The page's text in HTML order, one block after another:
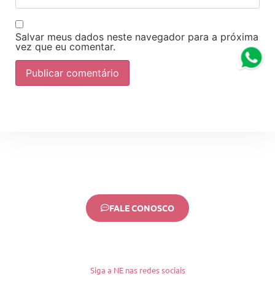
Salvar meus dados neste navegador para a próxima
vez que eu comentar.
FALE CONOSCO
Siga a NE nas redes sociais